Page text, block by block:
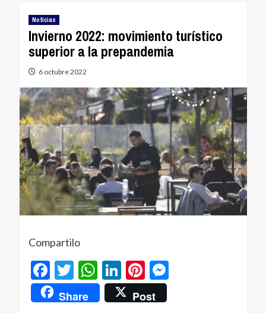
Noticias
Invierno 2022: movimiento turístico
superior a la prepandemia
6 octubre 2022
Compartilo
Facebook
Twitter
WhatsApp
LinkedIn
Pinterest
Messenger
Share Post